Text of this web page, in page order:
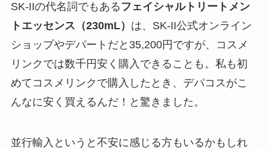
SK-IIの代名詞でもある フェイシャルトリートメン
トエッセンス（230mL） は、SK-II公式オンライン
ショップやデパートだと35,200円ですが、コスメ
リンクでは数千円安く購入できることも。私も初
めてコスメリンクで購入したとき、デパコスがこ
んなに安く買えるんだ！と驚きました。
並行輸入というと不安に感じる方もいるかもしれ